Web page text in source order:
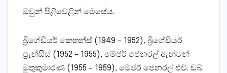
ඔවුන් පිළිවෙළින් මෙසේය.
බ්‍රිගේඩියර් කෙතන්ස්‌ (1949 – 1952), බ්‍රිගේඩියර්
ප්‍රැන්සිස්‌ (1952 – 1955), මේජර් ජෙනරල් ඇන්ටන්
මුතුකුමාරණ (1955 – 1959), මේජර් ජෙනරල් එච්. ඩබ්.